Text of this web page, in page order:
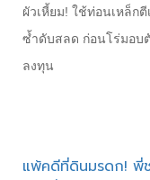
ผัวเหี้ยม! ใช้ท่อนเหล็ก
ซ้ำดับสลด ก่อนโร่มอบ
ลงทุน
แพ้คดีที่ดินมรดก! พี่